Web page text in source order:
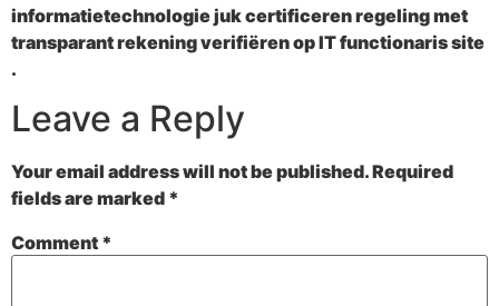
informatietechnologie juk certificeren regeling met
transparant rekening verifiëren op IT functionaris site
.
Leave a Reply
Your email address will not be published.Required
fields are marked *
Comment *